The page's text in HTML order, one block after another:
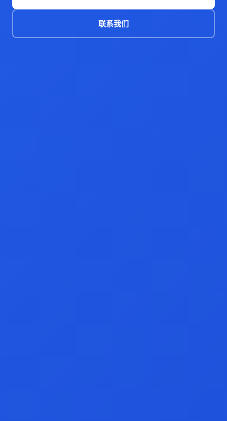
联系我们